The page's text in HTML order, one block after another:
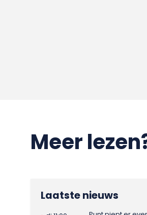
Meer
Laatste nieuws